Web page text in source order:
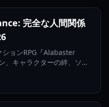
完全な人間関係
ョンRPG『Alabaster
、キャラクターの絆、ソー